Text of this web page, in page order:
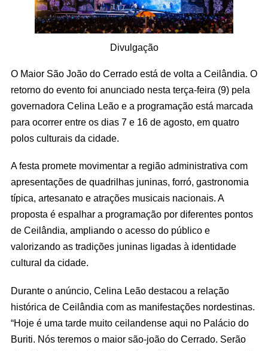
Divulgação
O Maior São João do Cerrado está de volta a Ceilândia. O
retorno do evento foi anunciado nesta terça-feira (9) pela
governadora Celina Leão e a programação está marcada
para ocorrer entre os dias 7 e 16 de agosto, em quatro
polos culturais da cidade.
A festa promete movimentar a região administrativa com
apresentações de quadrilhas juninas, forró, gastronomia
típica, artesanato e atrações musicais nacionais. A
proposta é espalhar a programação por diferentes pontos
de Ceilândia, ampliando o acesso do público e
valorizando as tradições juninas ligadas à identidade
cultural da cidade.
Durante o anúncio, Celina Leão destacou a relação
histórica de Ceilândia com as manifestações nordestinas.
“Hoje é uma tarde muito ceilandense aqui no Palácio do
Buriti. Nós teremos o maior são-joão do Cerrado. Serão